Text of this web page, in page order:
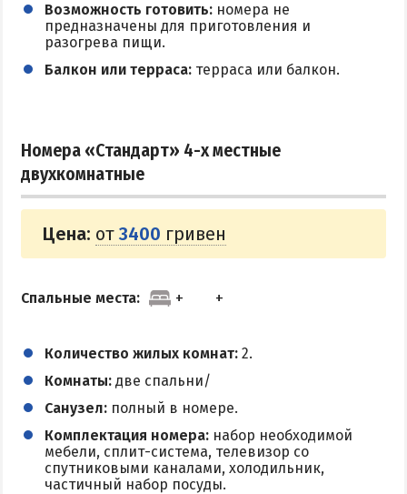
Возможность готовить: номера не
предназначены для приготовления и
разогрева пищи.
Балкон или терраса: терраса или балкон.
Номера «Стандарт» 4-х местные
двухкомнатные
Цена: от 3400 гривен
Спальные места:
Количество жилых комнат: 2.
Комнаты: две спальни/
Санузел: полный в номере.
Комплектация номера: набор необходимой
мебели, сплит-система, телевизор со
спутниковыми каналами, холодильник,
частичный набор посуды.